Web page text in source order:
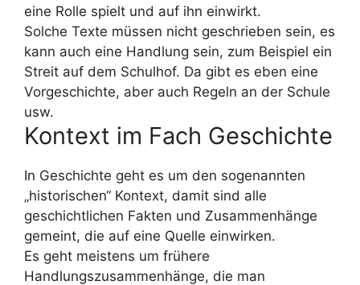
eine Rolle spielt und auf ihn einwirkt.
Solche Texte müssen nicht geschrieben sein, es
kann auch eine Handlung sein, zum Beispiel ein
Streit auf dem Schulhof. Da gibt es eben eine
Vorgeschichte, aber auch Regeln an der Schule
usw.
Kontext im Fach Geschichte
In Geschichte geht es um den sogenannten
„historischen“ Kontext, damit sind alle
geschichtlichen Fakten und Zusammenhänge
gemeint, die auf eine Quelle einwirken.
Es geht meistens um frühere
Handlungszusammenhänge, die man